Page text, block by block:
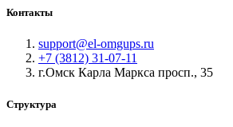
Контакты
support@el-omgups.ru
+7 (3812) 31-07-11
г.Омск Карла Маркса просп., 35
Структура